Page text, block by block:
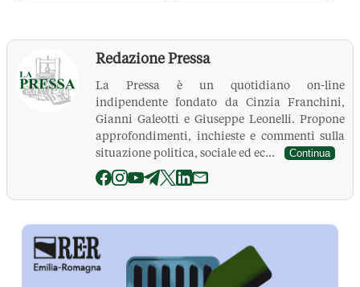
Redazione Pressa
La Pressa è un quotidiano on-line
indipendente fondato da Cinzia Franchini,
Gianni Galeotti e Giuseppe Leonelli. Propone
approfondimenti, inchieste e commenti sulla
situazione politica, sociale ed ec...
Continua
La Pressa